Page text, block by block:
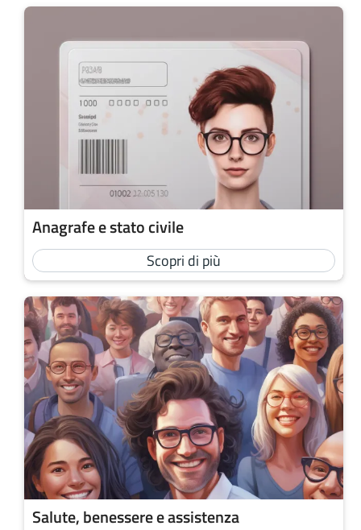
Anagrafe e stato civile
Scopri di più
Salute, benessere e assistenza